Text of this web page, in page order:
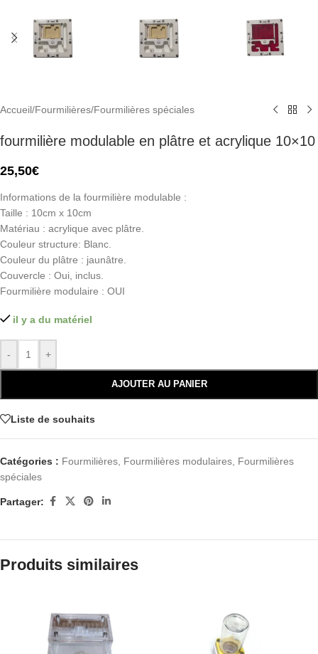
Accueil/Fourmilières/Fourmilières spéciales
fourmilière modulable en plâtre et acrylique 10×10
25,50€
Informations de la fourmilière modulable :
Taille : 10cm x 10cm
Matériau : acrylique avec plâtre.
Couleur structure: Blanc.
Couleur du plâtre : jaunâtre.
Couvercle : Oui, inclus.
Fourmilière modulaire : OUI
il y a du matériel
- +
AJOUTER AU PANIER
Liste de souhaits
Catégories : Fourmilières, Fourmilières modulaires, Fourmilières
spéciales
Partager:
Produits similaires